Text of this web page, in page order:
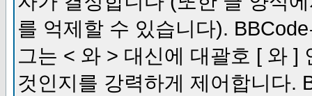
를 억제할 수 있습니다).
그는 < 와 > 대신에 대괄호 [ 와 ]
것인지를 강력하게 제어합니다.